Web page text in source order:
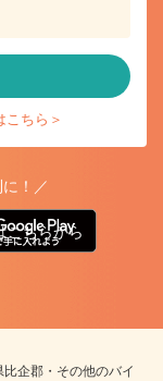
こちら＞
！／
こちらから
比企郡・その他のバイ